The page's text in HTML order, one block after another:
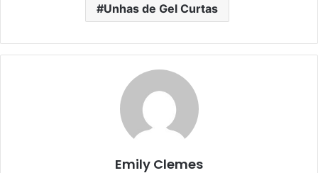
Unhas de Gel Curtas
Emily Clemes